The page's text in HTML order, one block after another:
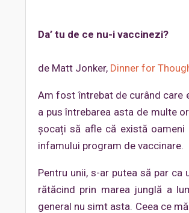
Da’ tu de ce nu-i vaccinezi?
de Matt Jonker, Dinner for
Am fost întrebat de curând care
a pus întrebarea asta de multe
șocați să afle că există
infamului program de vaccinare.
Pentru unii, s-ar putea să par
rătăcind prin marea junglă a
general nu simt asta. Ceea ce